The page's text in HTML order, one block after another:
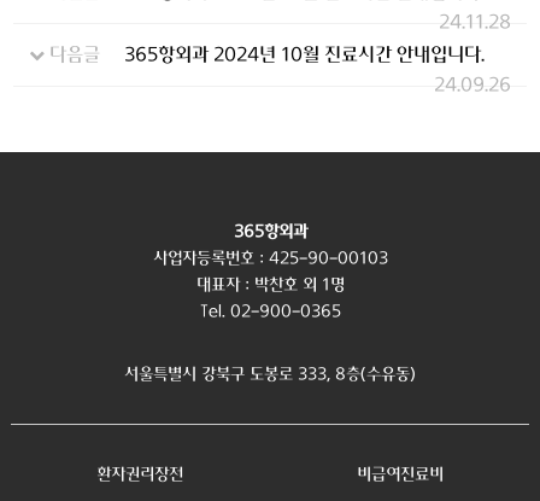
24.11.28
다음글
365항외과 2024년 10월 진료시간 안내입니다.
24.09.26
365항외과
사업자등록번호 : 425-90-00103
대표자 : 박찬호 외 1명
Tel. 02-900-0365
서울특별시 강북구 도봉로 333, 8층(수유동)
환자권리장전 비급여진료비